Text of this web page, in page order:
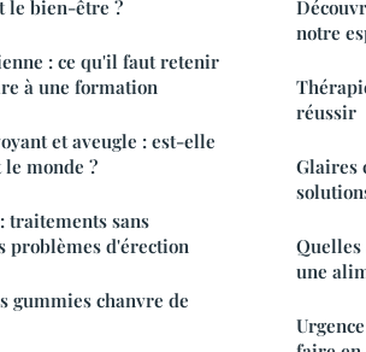
le bien-être ?
: ce qu'il faut retenir
à une formation
et aveugle : est-elle
monde ?
sans
problèmes d'érection
gummies chanvre de
notre
réussir
Glaires
une